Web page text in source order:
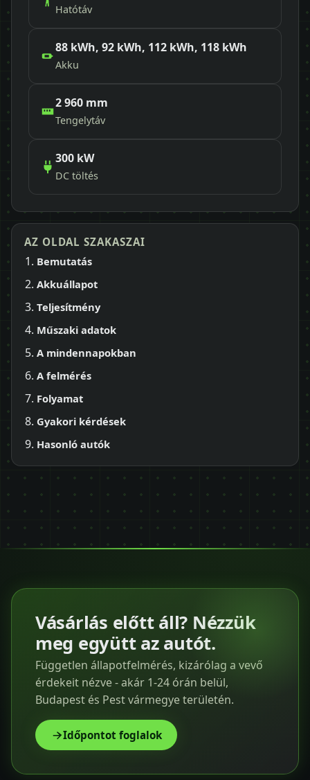
Hatótáv
88 kWh, 92 kWh, 112 kWh, 118 kWh
Akku
2 960 mm
Tengelytáv
300 kW
DC töltés
AZ OLDAL SZAKASZAI
Bemutatás
Akkuállapot
Teljesítmény
Műszaki adatok
A mindennapokban
A felmérés
Folyamat
Gyakori kérdések
Hasonló autók
Vásárlás előtt áll? Nézzük
meg együtt az autót.
Független állapotfelmérés, kizárólag a vevő
érdekeit nézve - akár 1-24 órán belül,
Budapest és Pest vármegye területén.
Időpontot foglalok